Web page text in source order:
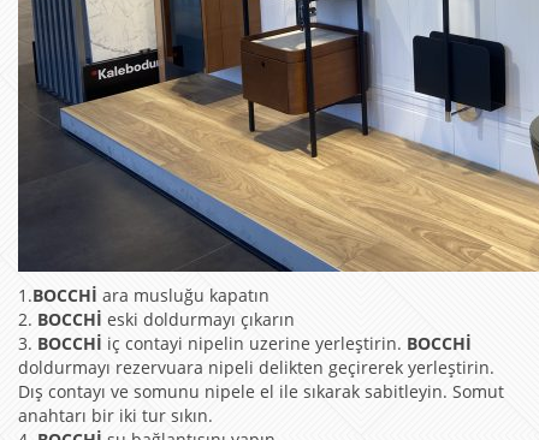
1.BOCCHİ ara musluğu kapatın
2. BOCCHİ eski doldurmayı çıkarın
3. BOCCHİ iç contayi nipelin uzerine yerleştirin. BOCCHİ
doldurmayı rezervuara nipeli delikten geçirerek yerleştirin.
Dış contayı ve somunu nipele el ile sıkarak sabitleyin. Somut
anahtarı bir iki tur sıkın.